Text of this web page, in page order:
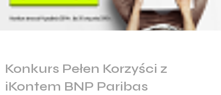
Konkurs Pełen Korzyści z
iKontem BNP Paribas